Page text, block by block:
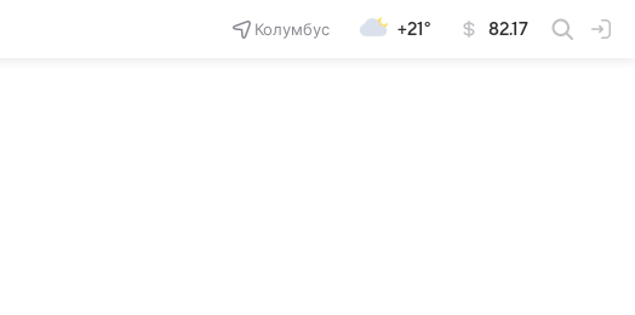
Колумбус +21° 82.17